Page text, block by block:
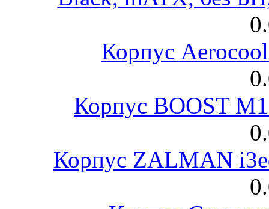
Корпус
Корпус BOOST
Корпус ZALMAN